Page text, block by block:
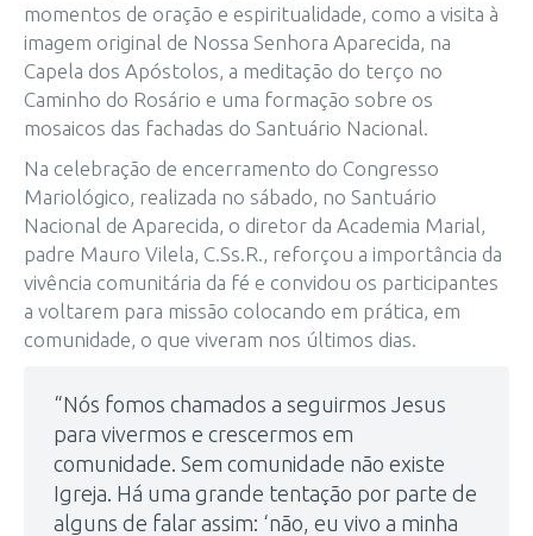
momentos de oração e espiritualidade, como a visita à
imagem original de Nossa Senhora Aparecida, na
Capela dos Apóstolos, a meditação do terço no
Caminho do Rosário e uma formação sobre os
mosaicos das fachadas do Santuário Nacional.
Na celebração de encerramento do Congresso
Mariológico, realizada no sábado, no Santuário
Nacional de Aparecida, o diretor da Academia Marial,
padre Mauro Vilela, C.Ss.R., reforçou a importância da
vivência comunitária da fé e convidou os participantes
a voltarem para missão colocando em prática, em
comunidade, o que viveram nos últimos dias.
“Nós fomos chamados a seguirmos Jesus
para vivermos e crescermos em
comunidade. Sem comunidade não existe
Igreja. Há uma grande tentação por parte de
alguns de falar assim: ‘não, eu vivo a minha